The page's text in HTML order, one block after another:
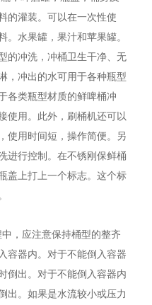
的灌装。可以在一次性使
水果罐，果汁和苹果罐。
的冲洗，冲桶卫生干净、无
，冲出的水可用于各种瓶型
各类瓶型材质的鲜啤桶冲
使用。此外，刷桶机还可以
使用时间短，操作简便。另
进行控制。在不锈刚保鲜桶
盖上打上一个标志。这个标
，应注意保持桶型的整齐
容器内。对于不能倒入容器
倒出。对于不能倒入容器内
出。如果是水流较小或压力